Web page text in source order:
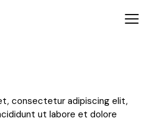
consectetur adipiscing elit,
ut labore et dolore